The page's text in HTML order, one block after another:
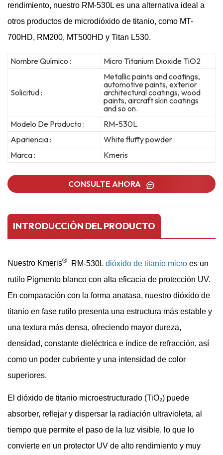
rendimiento, nuestro RM-530L es una alternativa ideal a
otros productos de microdióxido de titanio, como MT-
700HD, RM200, MT500HD y Titan L530.
Nombre Químico : Micro Titanium Dioxide TiO2
Solicitud :
Metallic paints and coatings,
automotive paints, exterior
architectural coatings, wood
paints, aircraft skin coatings
and so on.
Modelo De Producto :
RM-530L
Apariencia :
White fluffy powder
Marca :
Kmeris
CONSULTE AHORA
INTRODUCCIÓN DEL PRODUCTO
Nuestro Kmeris® RM-530L dióxido de titanio micro es un
rutilo Pigmento blanco con alta eficacia de protección UV.
En comparación con la forma anatasa, nuestro dióxido de
titanio en fase rutilo presenta una estructura más estable y
una textura más densa, ofreciendo mayor dureza,
densidad, constante dieléctrica e índice de refracción, así
como un poder cubriente y una intensidad de color
superiores.
El dióxido de titanio microestructurado (TiO₂) puede
absorber, reflejar y dispersar la radiación ultravioleta, al
tiempo que permite el paso de la luz visible, lo que lo
convierte en un protector UV de alto rendimiento y muy